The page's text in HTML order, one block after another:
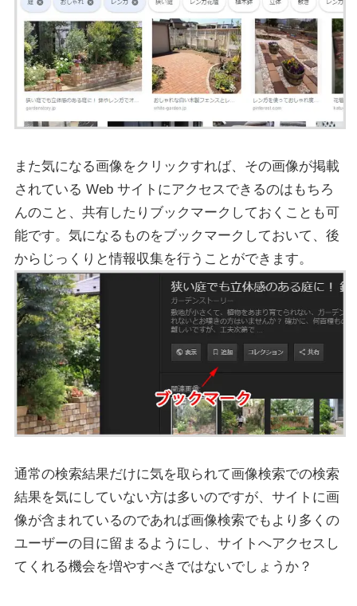
また気になる画像をクリックすれば、その画像が掲載
されている Web サイトにアクセスできるのはもちろ
んのこと、共有したりブックマークしておくことも可
能です。気になるものをブックマークしておいて、後
からじっくりと情報収集を行うことができます。
通常の検索結果だけに気を取られて画像検索での検索
結果を気にしていない方は多いのですが、サイトに画
像が含まれているのであれば画像検索でもより多くの
ユーザーの目に留まるようにし、サイトへアクセスし
てくれる機会を増やすべきではないでしょうか？